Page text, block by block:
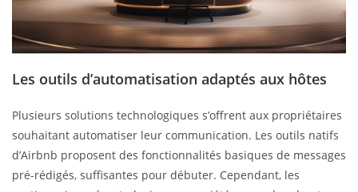
Les outils d’automatisation adaptés aux hôtes
Plusieurs solutions technologiques s’offrent aux propriétaires
souhaitant automatiser leur communication. Les outils natifs
d’Airbnb proposent des fonctionnalités basiques de messages
pré-rédigés, suffisantes pour débuter. Cependant, les